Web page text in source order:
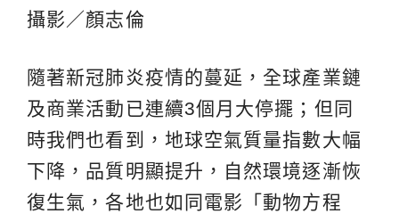
攝影／顏志倫
隨著新冠肺炎疫情的蔓延，全球產業鏈
及商業活動已連續3個月大停擺；但同
時我們也看到，地球空氣質量指數大幅
下降，品質明顯提升，自然環境逐漸恢
復生氣，各地也如同電影「動物方程